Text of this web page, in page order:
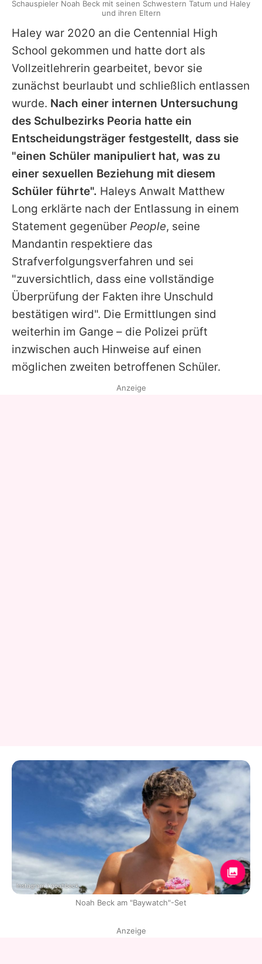
Haley war 2020 an die Centennial High
School gekommen und hatte dort als
Vollzeitlehrerin gearbeitet, bevor sie
zunächst beurlaubt und schließlich entlassen
wurde. Nach einer internen Untersuchung
des Schulbezirks Peoria hatte ein
Entscheidungsträger festgestellt, dass sie
"einen Schüler manipuliert hat, was zu
einer sexuellen Beziehung mit diesem
Schüler führte". Haleys Anwalt Matthew
Long erklärte nach der Entlassung in einem
Statement gegenüber People, seine
Mandantin respektiere das
Strafverfolgungsverfahren und sei
"zuversichtlich, dass eine vollständige
Überprüfung der Fakten ihre Unschuld
bestätigen wird". Die Ermittlungen sind
weiterhin im Gange – die Polizei prüft
inzwischen auch Hinweise auf einen
möglichen zweiten betroffenen Schüler.
Schauspieler Noah Beck mit seinen Schwestern Tatum und Haley
und ihren Eltern
Anzeige
Instagram / noahbeck
Noah Beck am "Baywatch"-Set
Anzeige